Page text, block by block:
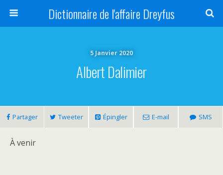
Dictionnaire de l'affaire Dreyfus
5 Janvier 2020
Albert Dalimier
Partager Tweeter Épingler E-mail SMS
À venir